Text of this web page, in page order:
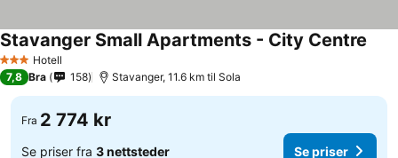
3 StjernerHotell
Stavanger Small Apartments - City Centre
7,8 Bra 158 Stavanger, 11.6 km til Sola
Fra 2 774 kr
Se priser fra 3 nettsteder Se priser